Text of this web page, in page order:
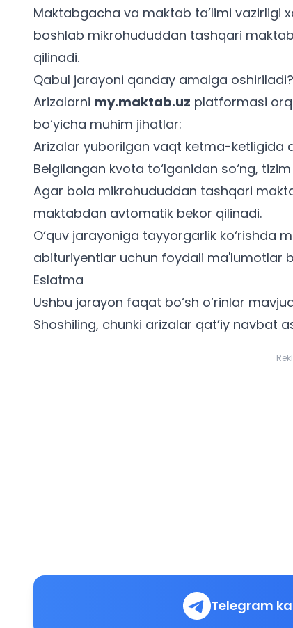
Maktabgacha va maktab ta’limi vazirligi
boshlab mikrohududdan tashqari
qilinadi.
Qabul jarayoni qanday amalga oshiriladi?
Arizalarni my.maktab.uz platformasi
bo‘yicha muhim jihatlar:
Arizalar yuborilgan vaqt ketma-ketligida
Belgilangan kvota to‘lganidan so‘ng,
Agar bola mikrohududdan tashqari
maktabdan avtomatik bekor qilinadi.
O‘quv jarayoniga tayyorgarlik ko‘rishda
abituriyentlar uchun foydali ma'lumotlar
Eslatma
Ushbu jarayon faqat bo‘sh o‘rinlar
Shoshiling, chunki arizalar qat’iy navbat
Telegram